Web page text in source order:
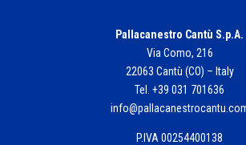
Pallacanestro Cantù S.p.A.
Via Como, 216
22063 Cantù (CO) – Italy
Tel. +39 031 701636
P.IVA 00254400138